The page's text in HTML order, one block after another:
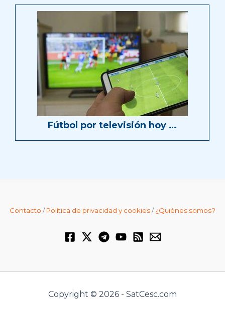
Fútbol por televisión hoy …
Contacto /Política de privacidad y cookies/¿Quiénes somos?
Copyright © 2026 - SatCesc.com